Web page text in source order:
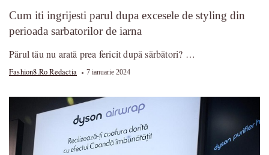
Cum iti ingrijesti parul dupa excesele de styling din
perioada sarbatorilor de iarna
Părul tău nu arată prea fericit după sărbători? …
Fashion8.ro Redactia 7 ianuarie 2024